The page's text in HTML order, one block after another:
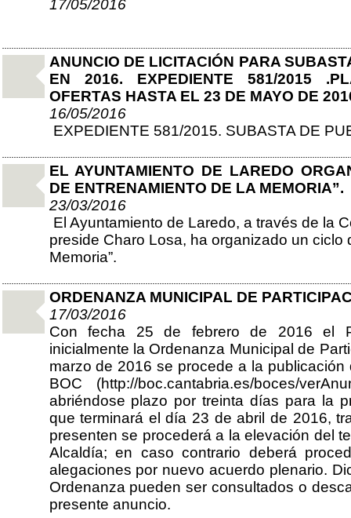
17/05/2016
ANUNCIO DE LICITACIÓN PARA
EN 2016. EXPEDIENTE 581/2015
OFERTAS HASTA EL 23 DE MAYO DE
16/05/2016
EXPEDIENTE 581/2015. SUBASTA DE
EL AYUNTAMIENTO DE LAREDO
DE ENTRENAMIENTO DE LA MEMORIA”.
23/03/2016
El Ayuntamiento de Laredo, a través de la
preside Charo Losa, ha organizado un ciclo
Memoria”.
ORDENANZA MUNICIPAL DE
17/03/2016
Con fecha 25 de febrero de 2016 el
inicialmente la Ordenanza Municipal de
marzo de 2016 se procede a la
BOC (http://boc.cantabria.es/boces/
abriéndose plazo por treinta días para la
que terminará el día 23 de abril de 2016,
presenten se procederá a la elevación del
Alcaldía; en caso contrario deberá
alegaciones por nuevo acuerdo plenario.
Ordenanza pueden ser consultados o
presente anuncio.